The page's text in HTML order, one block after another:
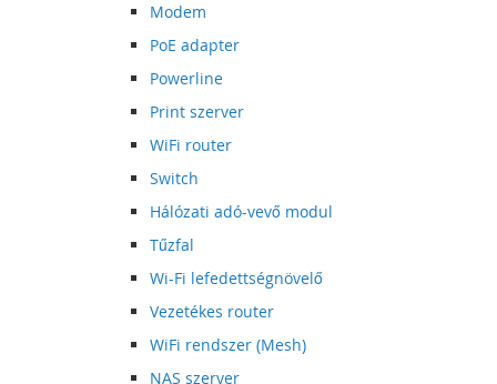
Modem
PoE adapter
Powerline
Print szerver
WiFi router
Switch
Hálózati adó-vevő modul
Tűzfal
Wi-Fi lefedettségnövelő
Vezetékes router
WiFi rendszer (Mesh)
NAS szerver